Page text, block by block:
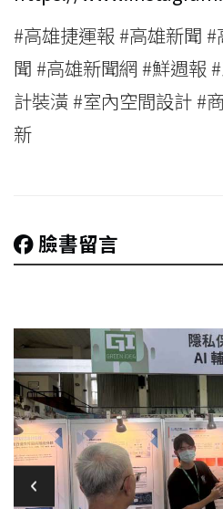
#高雄捷運報 #高雄新聞
聞 #高雄新聞網 #鮮週報
計裝潢 #室內空間設計 #
新
臉書留言